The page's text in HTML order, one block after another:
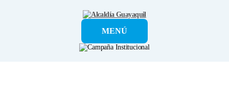
Alcaldía
GuayaquilMENÚ